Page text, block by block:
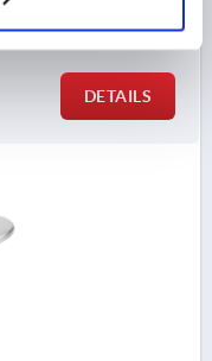
DETAILS